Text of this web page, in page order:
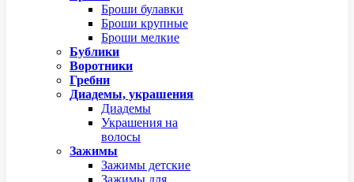
Броши булавки
Броши крупные
Броши мелкие
Бублики
Воротники
Гребни
Диадемы, украшения
Диадемы
Украшения на
волосы
Зажимы
Зажимы детские
Зажимы для